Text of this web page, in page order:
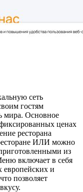
сеть
гостям
мира. Основное
ценах
ресторана
ИЛИ можно
из
включает в себя
и
позволяет